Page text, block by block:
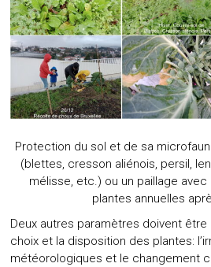
Protection du sol et de sa
(blettes, cresson aliénois, persil,
mélisse, etc.) ou un paillage
plantes annuelles
Deux autres paramètres doivent
choix et la disposition des plantes:
météorologiques et le changement